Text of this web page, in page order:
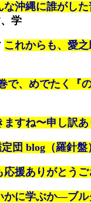
な沖縄に誰がし
学
これからも、愛
で、めでたく『
ますね〜申し訳
団 blog（羅針
応援ありがとう
かに学ぶか—ブル